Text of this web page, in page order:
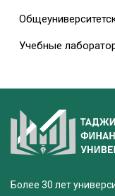
Учебные
Более 30 лет